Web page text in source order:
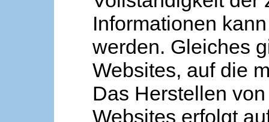
Informationen
werden. Gleiches
Websites, auf die
Das Herstellen
Websites erfolgt